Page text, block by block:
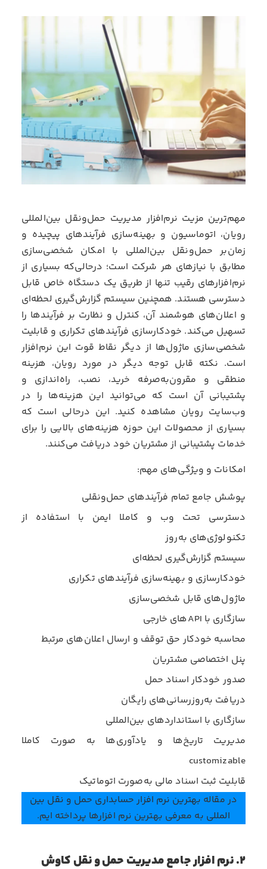
مهم‌ترین مزیت نرم‌افزار مدیریت حمل‌ونقل بین‌المللی
رویان، اتوماسیون و بهینه‌سازی فرآیند‌های پیچیده و
زما‌ن‌بر حمل‌ونقل بین‌المللی با امکان شخصی‌سازی
مطابق با نیاز‌های هر شرکت است؛ درحالی‌که بسیاری از
نرم‌افزارهای رقیب تنها از طریق یک دستگاه خاص قابل
دسترسی هستند. همچنین سیستم گزارش‌گیری لحظه‌ای
و اعلان‌های هوشمند آن، کنترل و نظارت بر فرآیندها را
تسهیل می‌کند. خودکارسازی فرآیندهای تکراری و قابلیت
شخصی‌سازی ماژول‌ها از دیگر نقاط قوت این نرم‌افزار
است. نکته قابل توجه دیگر در مورد رویان، هزینه
منطقی و مقرون‌به‌صرفه خرید، نصب، راه‌‌اندازی و
پشتیبانی آن است که می‌توانید این هزینه‌ها را در
وب‌سایت رویان مشاهده کنید. این درحالی است که
بسیاری از محصولات این حوزه هزینه‌های بالایی را برای
خدمات پشتیبانی از مشتریان خود دریافت می‌کنند.
امکانات و ویژگی‌های مهم:
پوشش جامع تمام فرآیندهای حمل‌ونقلی
دسترسی تحت وب و کاملا ایمن با استفاده از
تکنولوژی‌های به‌روز
سیستم گزارش‌گیری لحظه‌ای
خودکارسازی و بهینه‌سازی فرآیندهای تکراری
ماژول‌های قابل شخصی‌سازی
سازگاری با APIهای خارجی
محاسبه خودکار حق توقف و ارسال اعلان‌های مرتبط
پنل اختصاصی مشتریان
صدور خودکار اسناد حمل
دریافت به‌روزرسانی‌های رایگان
سازگاری با استانداردهای بین‌المللی
مدیریت تاریخ‌ها و یادآوری‌ها به صورت کاملا
customizable
قابلیت ثبت اسناد مالی به‌صورت اتوماتیک
در مقاله بهترین نرم افزار حسابداری حمل و نقل بین
المللی به معرفی بهترین نرم افزارها پرداخته ایم.
۲. نرم افزار جامع مدیریت حمل و نقل کاوش